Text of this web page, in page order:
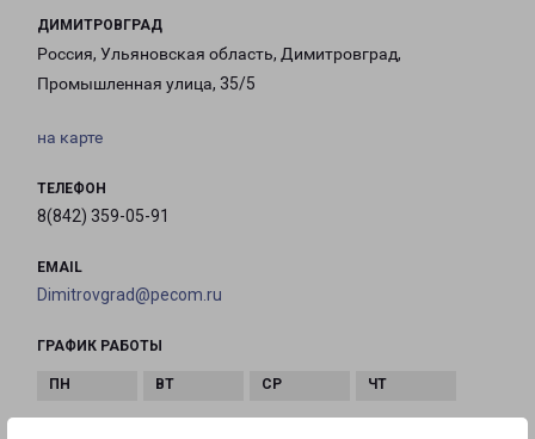
ДИМИТРОВГРАД
Россия, Ульяновская область, Димитровград,
Промышленная улица, 35/5
на карте
ТЕЛЕФОН
8(842) 359-05-91
EMAIL
Dimitrovgrad@pecom.ru
ГРАФИК РАБОТЫ